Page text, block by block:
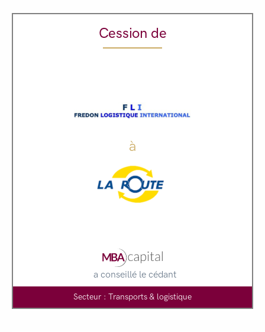
Cession de
à
a conseillé le cédant
Secteur : Transports & logistique